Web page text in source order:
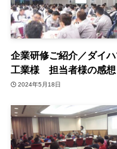
企業研修ご紹介／ダイ
工業様 担当者様の感想
2024年5月18日